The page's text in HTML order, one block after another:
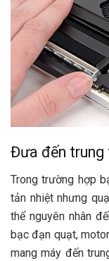
Đưa đến trung
Trong trường hợp
tản nhiệt nhưng
thể nguyên nhân
bạc đạn quạt,
mang máy đến